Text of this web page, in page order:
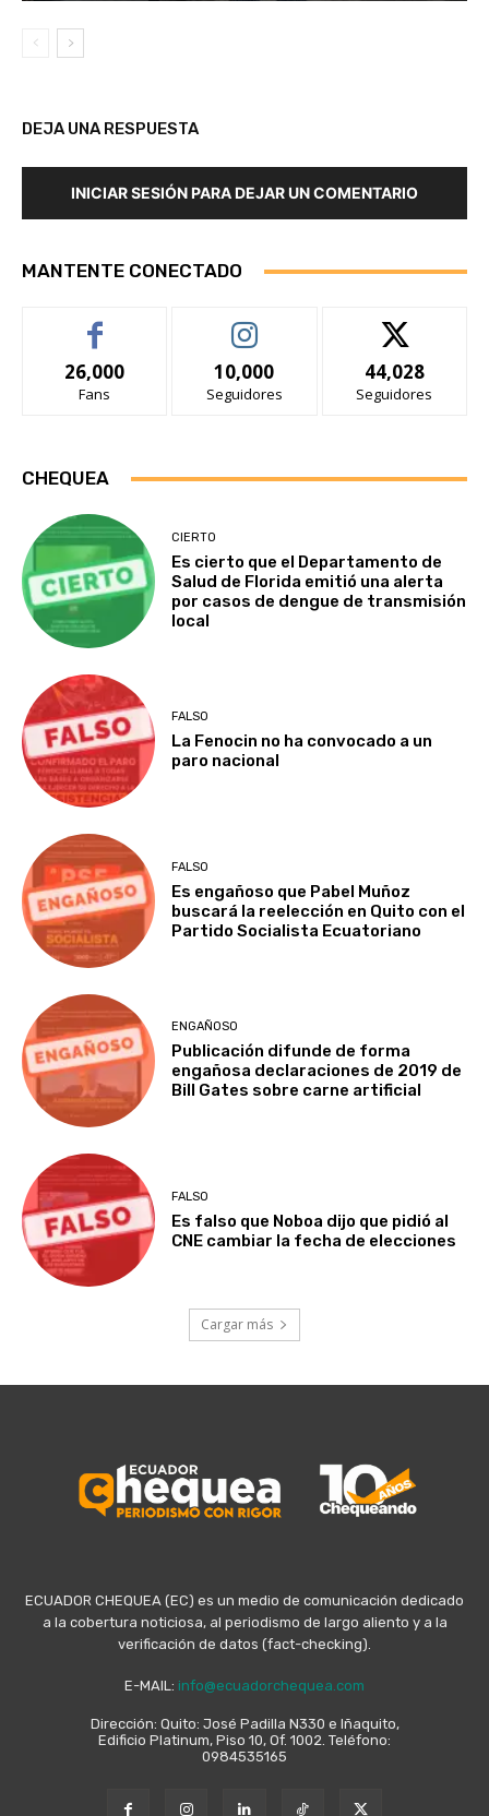
DEJA UNA RESPUESTA
INICIAR SESIÓN PARA DEJAR UN COMENTARIO
MANTENTE CONECTADO
26,000
Fans
10,000
Seguidores
44,028
Seguidores
CHEQUEA
CIERTO
Es cierto que el Departamento de
Salud de Florida emitió una alerta
por casos de dengue de transmisión
local
FALSO
La Fenocin no ha convocado a un
paro nacional
FALSO
Es engañoso que Pabel Muñoz
buscará la reelección en Quito con el
Partido Socialista Ecuatoriano
ENGAÑOSO
Publicación difunde de forma
engañosa declaraciones de 2019 de
Bill Gates sobre carne artificial
FALSO
Es falso que Noboa dijo que pidió al
CNE cambiar la fecha de elecciones
Cargar más
ECUADOR CHEQUEA (EC) es un medio de comunicación dedicado
a la cobertura noticiosa, al periodismo de largo aliento y a la
verificación de datos (fact-checking).
E-MAIL: info@ecuadorchequea.com
Dirección: Quito: José Padilla N330 e Iñaquito,
Edificio Platinum, Piso 10, Of. 1002. Teléfono:
0984535165